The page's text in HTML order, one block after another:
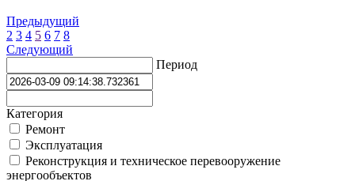
Предыдущий
2 3 4 5 6 7 8
Следующий
Период
Категория
Ремонт
Эксплуатация
Реконструкция и техническое перевооружение
энергообъектов